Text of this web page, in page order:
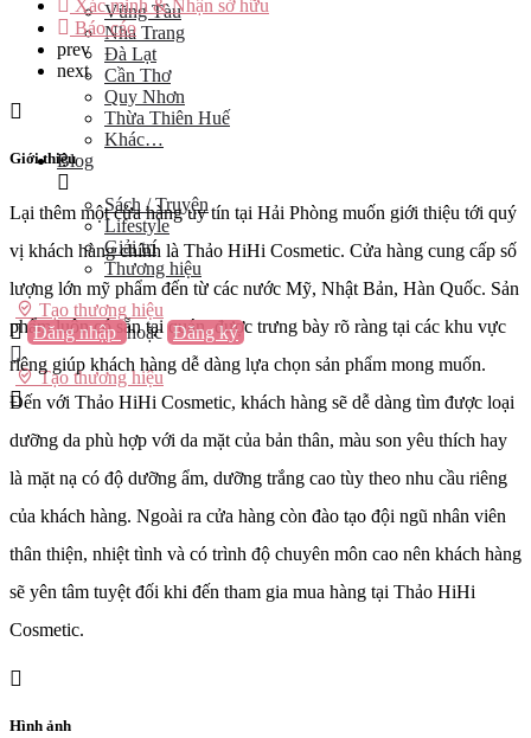
Vũng Tàu
Nha Trang
Đà Lạt
Cần Thơ
Quy Nhơn
Thừa Thiên Huế
Khác…
Blog
Sách / Truyện
Lifestyle
Giải trí
Thương hiệu
Tạo thương hiệu
Đăng nhập hoặc Đăng ký
Tạo thương hiệu
Xác minh & Nhận sở hữu
Báo cáo
prev
next
Giới thiệu
Lại thêm một cửa hàng uy tín tại Hải Phòng muốn giới thiệu tới quý
vị khách hàng chính là Thảo HiHi Cosmetic. Cửa hàng cung cấp số
lượng lớn mỹ phẩm đến từ các nước Mỹ, Nhật Bản, Hàn Quốc. Sản
phẩm luôn có sẵn tại quán, được trưng bày rõ ràng tại các khu vực
riêng giúp khách hàng dễ dàng lựa chọn sản phẩm mong muốn.
Đến với Thảo HiHi Cosmetic, khách hàng sẽ dễ dàng tìm được loại
dưỡng da phù hợp với da mặt của bản thân, màu son yêu thích hay
là mặt nạ có độ dưỡng ẩm, dưỡng trắng cao tùy theo nhu cầu riêng
của khách hàng. Ngoài ra cửa hàng còn đào tạo đội ngũ nhân viên
thân thiện, nhiệt tình và có trình độ chuyên môn cao nên khách hàng
sẽ yên tâm tuyệt đối khi đến tham gia mua hàng tại Thảo HiHi
Cosmetic.
Hình ảnh